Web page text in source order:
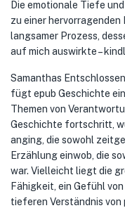
Die emotionale Tiefe
zu einer hervorragenden
langsamer Prozess,
auf mich auswirkte –
Samanthas
fügt epub Geschichte
Themen von
Geschichte fortschritt,
anging, die sowohl
Erzählung einwob, die
war. Vielleicht liegt die
Fähigkeit, ein Gefühl
tieferen Verständnis